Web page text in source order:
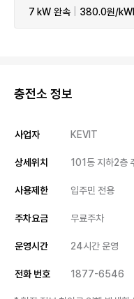
7 kW 완속 380.0원/
충전소 정보
사업자 KEVIT
상세위치 101동 지하2층
사용제한 입주민 전용
주차요금 무료주차
운영시간 24시간 운영
전화 번호 1877-6546